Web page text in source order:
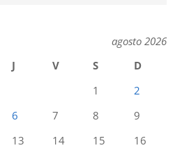
agosto 2026
J V S
D
1
2
6 7 8
9
13 14 15
16